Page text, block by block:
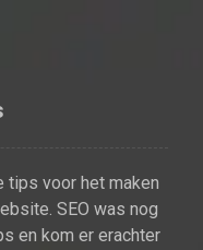
tips voor het maken
SEO was nog
en kom er erachter